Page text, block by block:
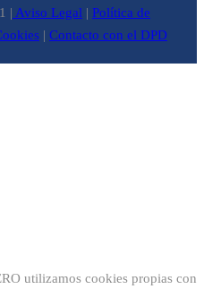
| Aviso Legal | Política de
| Contacto con el DPD
utilizamos cookies propias con